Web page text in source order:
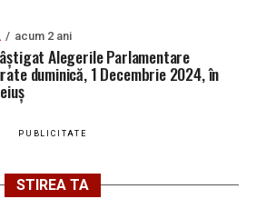
acum 2 ani
Alegerile Parlamentare
duminică, 1 Decembrie 2024, în
PUBLICITATE
STIREA TA